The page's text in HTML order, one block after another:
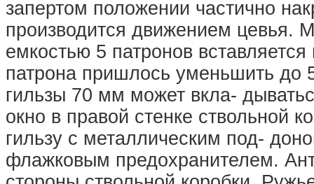
запертом положении частично
производится движением цевья.
емкостью 5 патронов
патрона пришлось уменьшить до
гильзы 70 мм может вкла-
окно в правой стенке ствольной
гильзу с металлическим под-
флажковым предохранителем.